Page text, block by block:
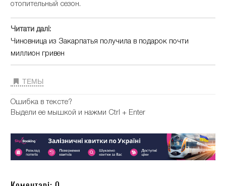
отопительный сезон.
Читати далі:
Чиновница из Закарпатья получила в подарок почти
миллион гривен
ТЕМЫ
Ошибка в тексте?
Выдели ее мышкой и нажми Ctrl + Enter